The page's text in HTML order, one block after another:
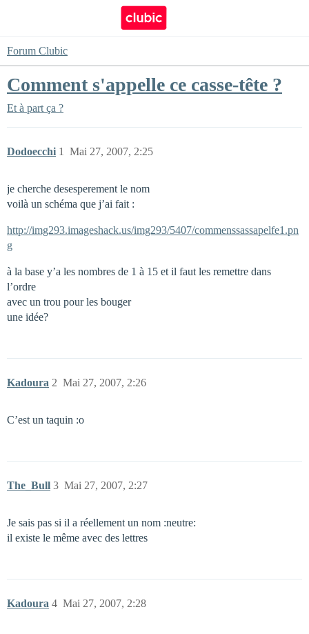
Forum Clubic
Comment s'appelle ce casse-tête ?
Et à part ça ?
Dodoecchi Mai 27, 2007, 2:25
1
je cherche desesperement le nom
voilà un schéma que j’ai fait :
http://img293.imageshack.us/img293/5407/commenssassapelfe1.pn
g
à la base y’a les nombres de 1 à 15 et il faut les remettre dans
l’ordre
avec un trou pour les bouger
une idée?
Kadoura Mai 27, 2007, 2:26
2
C’est un taquin :o
The_Bull Mai 27, 2007, 2:27
3
Je sais pas si il a réellement un nom :neutre:
il existe le même avec des lettres
Kadoura Mai 27, 2007, 2:28
4